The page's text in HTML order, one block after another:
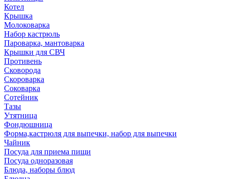
Котел
Крышка
Молоковарка
Набор кастрюль
Пароварка, мантоварка
Крышки для СВЧ
Противень
Сковорода
Скороварка
Соковарка
Сотейник
Тазы
Утятница
Фондюшница
Форма,кастрюля для выпечки, набор для выпечки
Чайник
Посуда для приема пищи
Посуда одноразовая
Блюда, наборы блюд